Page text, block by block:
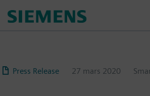
au
Press Release 27 mars 2020